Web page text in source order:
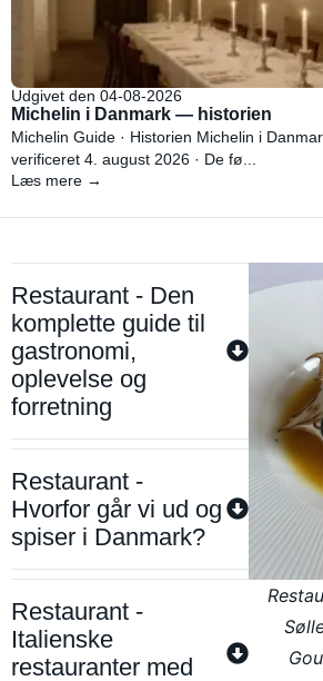
Udgivet den 04-08-2026
Michelin i Danmark — historien
Michelin Guide · Historien Michelin i
verificeret 4. august 2026 · De fø...
Læs mere →
Restaurant - Den
komplette guide til
gastronomi,
oplevelse og
forretning
Restaurant -
Hvorfor går vi ud og
spiser i Danmark?
Restaurant -
Italienske
restauranter med